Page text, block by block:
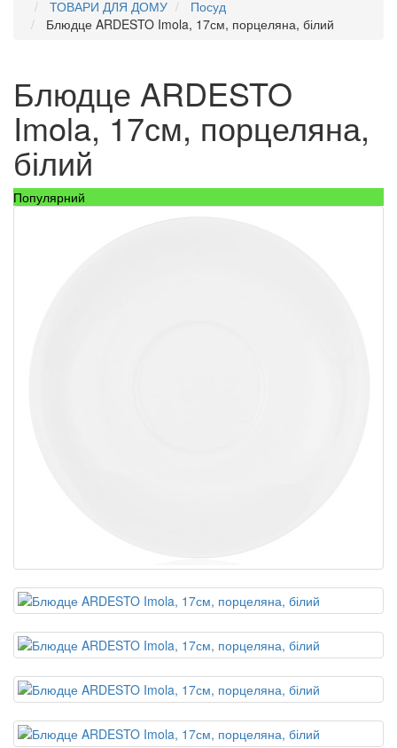
ТОВАРИ ДЛЯ ДОМУ
Посуд
Блюдце ARDESTO Imola, 17см, порцеляна, білий
Блюдце ARDESTO
Imola, 17см, порцеляна,
білий
Популярний